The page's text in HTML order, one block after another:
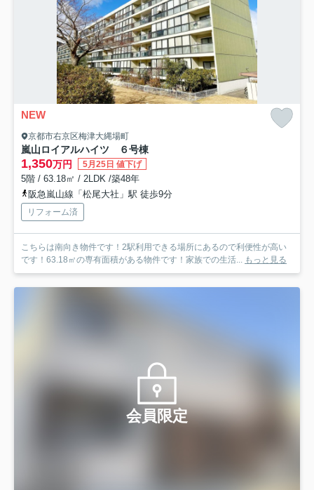
NEW
京都市右京区梅津大縄場町
嵐山ロイアルハイツ ６号棟
1,350万円 5月25日 値下げ
5階 / 63.18㎡ / 2LDK /築48年
阪急嵐山線「松尾大社」駅 徒歩9分
リフォーム済
こちらは南向き物件です！2駅利用できる場所にあるので利便性が高い
です！63.18㎡の専有面積がある物件です！家族での生活... もっと見る
会員限定